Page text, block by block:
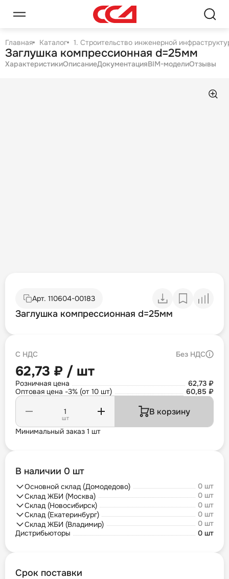
Главная Каталог 1. Строительство инженерной
Заглушка компрессионная d=25мм
ХарактеристикиОписаниеДокументацияBIM-моделиОтзывы
Арт. 110604-00183
Заглушка компрессионная d=25мм
С НДС Без НДС
62,73 ₽ / шт
Розничная цена
62,73 ₽
Оптовая цена -3% (от 10 шт)
60,85 ₽
шт
В корзину
Минимальный заказ 1 шт
В наличии 0 шт
Основной склад (Домодедово)
0 шт
Склад ЖБИ (Москва)
0 шт
Склад (Новосибирск)
0 шт
Склад (Екатеринбург)
0 шт
Склад ЖБИ (Владимир)
0 шт
Дистрибьюторы
0 шт
Срок поставки